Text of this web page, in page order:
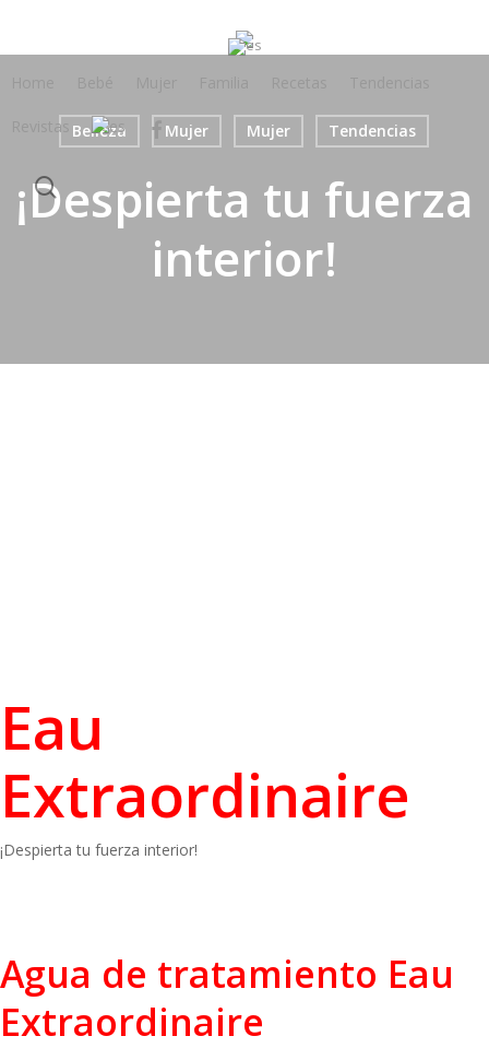
Revistas facebook
search
Belleza Mujer Mujer Tendencias
¡Despierta tu fuerza
interior!
Eau
Extraordinaire
¡Despierta tu fuerza interior!
Agua de tratamiento Eau
Extraordinaire